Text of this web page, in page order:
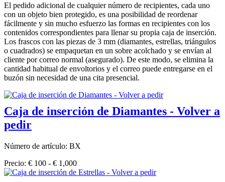
El pedido adicional de cualquier número de recipientes, cada uno
con un objeto bien protegido, es una posibilidad de reordenar
fácilmente y sin mucho esfuerzo las formas en recipientes con los
contenidos correspondientes para llenar su propia caja de inserción.
Los frascos con las piezas de 3 mm (diamantes, estrellas, triángulos
o cuadrados) se empaquetan en un sobre acolchado y se envían al
cliente por correo normal (asegurado). De este modo, se elimina la
cantidad habitual de envoltorios y el correo puede entregarse en el
buzón sin necesidad de una cita presencial.
Caja de inserción de Diamantes - Volver a
pedir
Número de artículo: BX
Precio: € 100 - € 1,000